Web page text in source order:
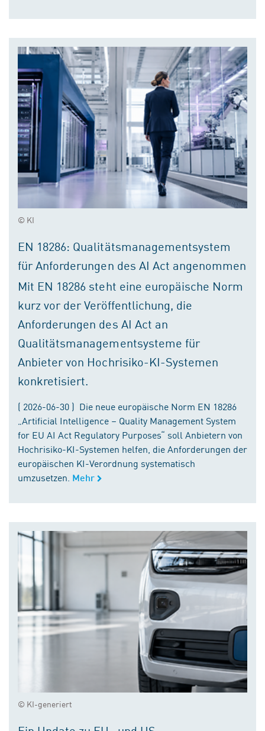
© KI
EN 18286: Qualitätsmanagementsystem
für Anforderungen des AI Act angenommen
Mit EN 18286 steht eine europäische Norm
kurz vor der Veröffentlichung, die
Anforderungen des AI Act an
Qualitätsmanagementsysteme für
Anbieter von Hochrisiko-KI-Systemen
konkretisiert.
( 2026-06-30 ) Die neue europäische Norm EN 18286
„Artificial Intelligence – Quality Management System
for EU AI Act Regulatory Purposes“ soll Anbietern von
Hochrisiko-KI-Systemen helfen, die Anforderungen der
europäischen KI-Verordnung systematisch
umzusetzen. Mehr
© KI-generiert